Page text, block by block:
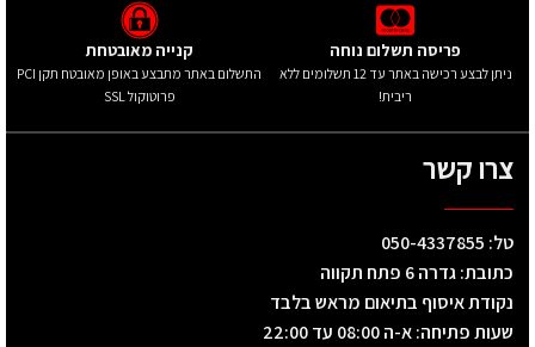
פריסה תשלום נוחה
ניתן לבצע רכישה באתר עד 12 תשלומים ללא
ריבית!
קנייה מאובטחת
התשלום באתר מתבצע באופן מאובטח תקן PCI
פרוטוקול SSL
צרו קשר
טל: 050-4337855
כתובת: גדרה 6 פתח תקווה
נקודת איסוף בתיאום מראש בלבד
שעות פתיחה: א-ה 08:00 עד 22:00